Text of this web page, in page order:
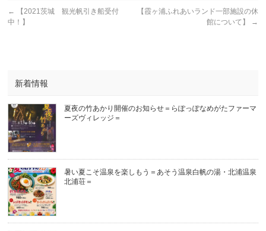
←
【2021茨城 観光帆引き船受付
中！】
【霞ヶ浦ふれあいランド一部施設の休
館について】
→
新着情報
夏夜の竹あかり開催のお知らせ＝らぽっぽなめがたファーマ
ーズヴィレッジ＝
暑い夏こそ温泉を楽しもう＝あそう温泉白帆の湯・北浦温泉
北浦荘＝